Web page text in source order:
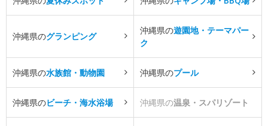
沖縄県のグランピング
沖縄県の遊園地・テーマパー
ク
沖縄県の水族館・動物園 沖縄県のプール
沖縄県のビーチ・海水浴場 沖縄県の温泉・スパリゾート